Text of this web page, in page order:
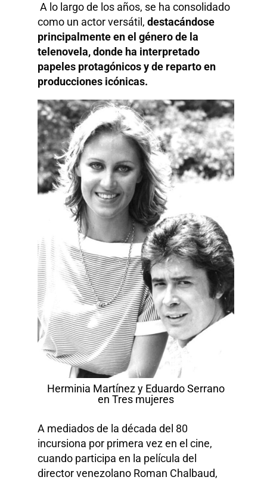
A lo largo de los años, se ha consolidado
como un actor versátil,destacándose
principalmente en el género de la
telenovela, donde ha interpretado
papeles protagónicos y de reparto en
producciones icónicas.
Herminia Martínez y Eduardo Serrano
en Tres mujeres
A mediados de la década del 80
incursiona por primera vez en el cine,
cuando participa en la película del
director venezolano Roman Chalbaud,